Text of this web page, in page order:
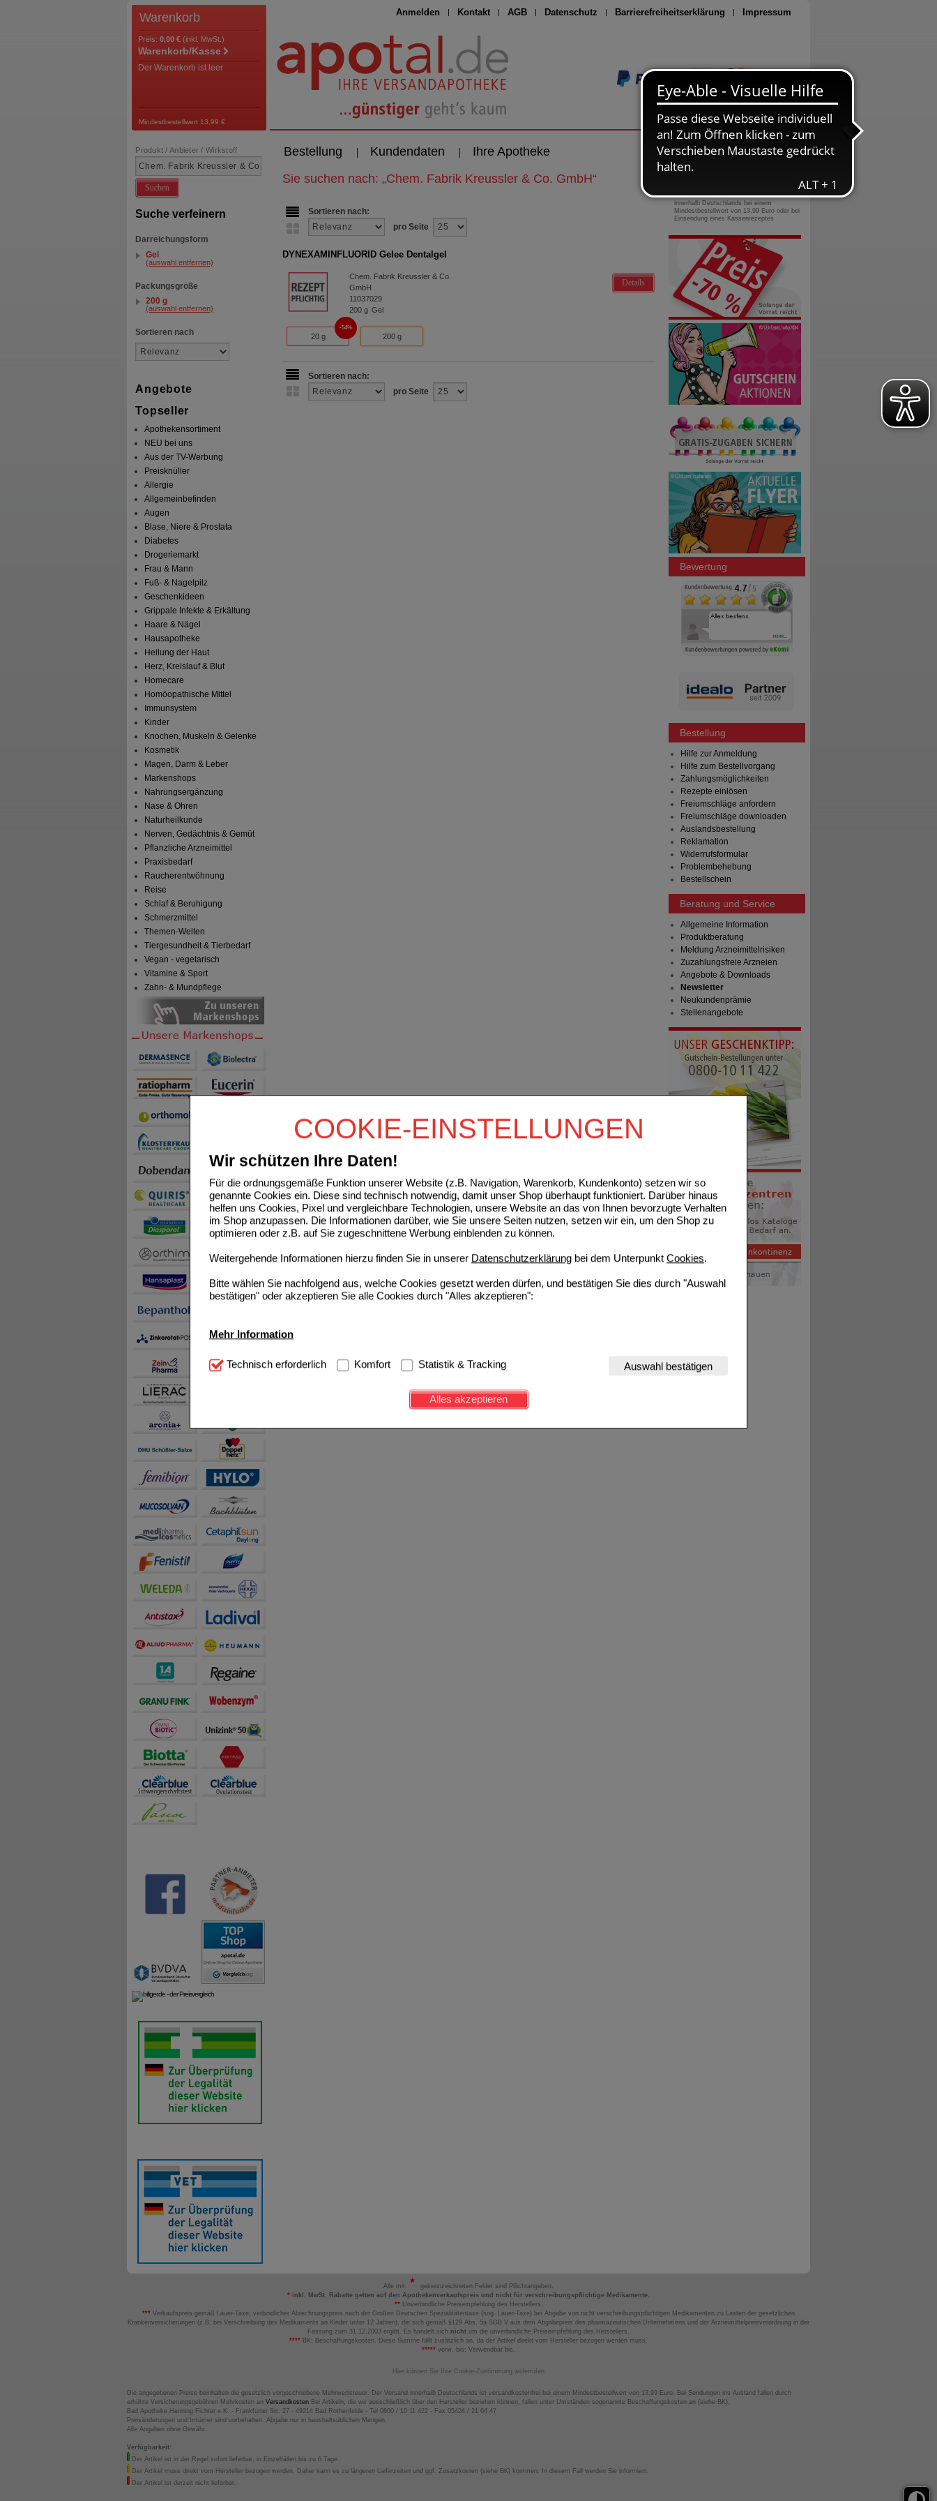
COOKIE-EINSTELLUNGEN
Wir schützen Ihre Daten!
Für die ordnungsgemäße Funktion unserer Website (z.B. Navigation, Warenkorb, Kundenkonto) setzen wir so
genannte Cookies ein. Diese sind technisch notwendig, damit unser Shop überhaupt funktioniert. Darüber hinaus
helfen uns Cookies, Pixel und vergleichbare Technologien, unsere Website an das von Ihnen bevorzugte Verhalten
im Shop anzupassen. Die Informationen darüber, wie Sie unsere Seiten nutzen, setzen wir ein, um den Shop zu
optimieren oder z.B. auf Sie zugeschnittene Werbung einblenden zu können.
Weitergehende Informationen hierzu finden Sie in unserer Datenschutzerklärung bei dem Unterpunkt Cookies.
Bitte wählen Sie nachfolgend aus, welche Cookies gesetzt werden dürfen, und bestätigen Sie dies durch "Auswahl
bestätigen" oder akzeptieren Sie alle Cookies durch "Alles akzeptieren":
Mehr Information
Technisch Notwendig: Hierbei handelt es sich um Cookies, die für die Grundfunktionen unserer Website
notwendig sind (z.B. Navigation, Warenkorb, Kundenkonto), weshalb auf diese nicht verzichtet werden kann.
Diese Cookies werden genutzt um das Einkaufserlebnis noch ansprechender zu gestalten,
beispielsweise für die Wiedererkennung des Besuchers oder unsere Seite an bevorzugte Verhaltensweisen (z.B.
Inhalte anzuzeigen und unser Partnerprogramm zu betreiben.
Statistik & Tracking:
sammeln, mit deren Hilfe wir unsere Website weiter für Sie optimieren können, den Inhalt auf unserer Website aber
auch die Werbung auf Drittseiten möglichst relevant für Sie zu gestalten. Bitte beachten Sie, dass Daten hierfür
teilweise an Dritte wie z.B. Google oder soziale Medien übertragen werden.
Technisch erforderlich Komfort Statistik & Tracking Auswahl bestätigen
Alles akzeptieren
Anmelden Kontakt AGB Datenschutz Barrierefreiheitserklärung Impressum
Seite drucken
Warenkorb
Preis: 0,00 € (inkl. MwSt.)
Warenkorb/Kasse
Der Warenkorb ist leer
Mindestbestellwert 13,99 €
Bestellung Kundendaten Ihre Apotheke
Produkt / Anbieter / Wirkstoff
Suchen
Suche verfeinern
Darreichungsform
Gel
(auswahl entfernen)
Packungsgröße
200 g
(auswahl entfernen)
Sortieren nach
Angebote
Topseller
Apothekensortiment
NEU bei uns
Aus der TV-Werbung
Preisknüller
Allergie
Allgemeinbefinden
Augen
Blase, Niere & Prostata
Diabetes
Drogeriemarkt
Frau & Mann
Fuß- & Nagelpilz
Geschenkideen
Grippale Infekte & Erkältung
Haare & Nägel
Hausapotheke
Heilung der Haut
Herz, Kreislauf & Blut
Homecare
Homöopathische Mittel
Immunsystem
Kinder
Knochen, Muskeln & Gelenke
Kosmetik
Magen, Darm & Leber
Markenshops
Nahrungsergänzung
Nase & Ohren
Naturheilkunde
Nerven, Gedächtnis & Gemüt
Pflanzliche Arzneimittel
Praxisbedarf
Raucherentwöhnung
Reise
Schlaf & Beruhigung
Schmerzmittel
Themen-Welten
Tiergesundheit & Tierbedarf
Vegan - vegetarisch
Vitamine & Sport
Zahn- & Mundpflege
Sie suchen nach: „Chem. Fabrik Kreussler & Co. GmbH“
Sortieren nach:
pro Seite
DYNEXAMINFLUORID Gelee Dentalgel
Chem. Fabrik Kreussler & Co.
GmbH
11037029
200g Gel
Details
20 g
54%
200 g
Sortieren nach:
pro Seite
0800-10 11 422
gebührenfreie Rufnummer
innerhalb Deutschlands bei einem
Mindestbestellwert von 13,99 Euro oder bei
Einsendung eines Kassenrezeptes
Bewertung
Bestellung
Hilfe zur Anmeldung
Hilfe zum Bestellvorgang
Zahlungsmöglichkeiten
Rezepte einlösen
Freiumschläge anfordern
Freiumschläge downloaden
Auslandsbestellung
Reklamation
Widerrufsformular
Problembehebung
Bestellschein
Beratung und Service
Allgemeine Information
Produktberatung
Meldung Arzneimittelrisiken
Zuzahlungsfreie Arzneien
Angebote & Downloads
Newsletter
Neukundenprämie
Stellenangebote
Alle mit
gekennzeichneten Felder sind Pflichtangaben.
* inkl. MwSt. Rabatte gelten auf den Apothekenverkaufspreis und nicht für verschreibungspflichtige Medikamente.
**Unverbindliche Preisempfehlung des Herstellers.
*** Verkaufspreis gemäß Lauer-Taxe; verbindlicher Abrechnungspreis nach der Großen Deutschen Spezialitätentaxe (sog. Lauer-Taxe) bei Abgabe von nicht verschreibungspflichtigen Medikamenten zu Lasten der gesetzlichen
Krankenversicherungen (z.B. bei Verschreibung des Medikaments an Kinder unter 12 Jahren), die sich gemäß §129 Abs. 5a SGB V aus dem Abgabepreis des pharmazeutischen Unternehmens und der Arzneimittelpreisverordnung in der
Fassung zum 31.12.2003 ergibt. Es handelt sich nicht um die unverbindliche Preisempfehlung des Herstellers.
**** BK: Beschaffungskosten. Diese Summe fällt zusätzlich an, da der Artikel direkt vom Hersteller bezogen werden muss.
***** verw. bis: Verwendbar bis.
Hier können Sie Ihre Cookie-Zustimmung widerrufen
Die angegebenen Preise beinhalten die gesetzlich vorgeschriebene Mehrwertsteuer. Der Versand innerhalb Deutschlands ist versandkostenfrei bei einem Mindestbestellwert von 13,99 Euro. Bei Sendungen ins Ausland fallen durch
erhöhte Versicherungsgebühren Mehrkosten an Versandkosten Bei Artikeln, die wir ausschließlich über den Hersteller beziehen können, fallen unter Umständen sogenannte Beschaffungskosten an (siehe BK).
Bad Apotheke Henning Fichter e.K. - Frankfurter Str. 27 - 49214 Bad Rothenfelde - Tel 0800 / 10 11 422 - Fax 05424 / 21 64 47
Preisänderungen und Irrtümer sind vorbehalten. Abgabe nur in haushaltsüblichen Mengen.
Alle Angaben ohne Gewähr.
Verfügbarkeit:
Der Artikel ist in der Regel sofort lieferbar, in Einzelfällen bis zu 6 Tage.
Der Artikel muss direkt vom Hersteller bezogen werden. Daher kann es zu längeren Lieferzeiten und ggf. Zusatzkosten (siehe BK) kommen. In diesem Fall werden Sie informiert.
Der Artikel ist derzeit nicht lieferbar.